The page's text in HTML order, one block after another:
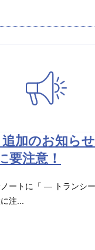
追加のお知ら
要注意！
ートに「 ― トランシ
注...